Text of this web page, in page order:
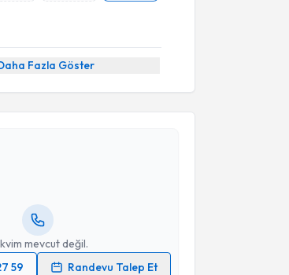
Fazla Göster
mevcut değil.
59
Randevu Talep Et